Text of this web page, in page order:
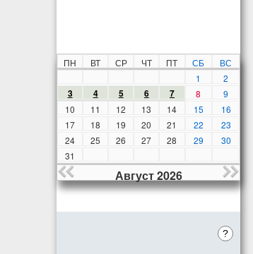
ПН ВТ СР ЧТ ПТ СБ
ВС
1
2
3 4 5 6 7 8
9
10
11 12 13 14 15
16
17
18 19 20 21 22
23
24
25 26 27 28 29
30
31
Август 2026
?